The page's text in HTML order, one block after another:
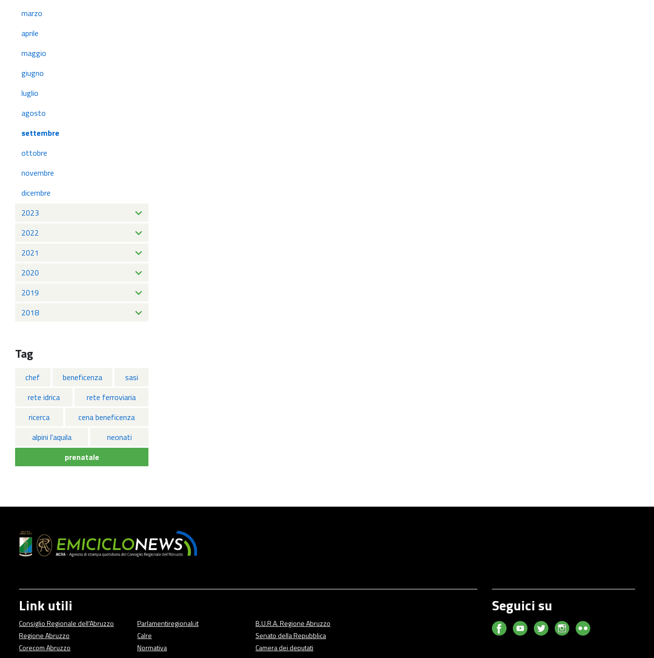
marzo
aprile
maggio
giugno
luglio
agosto
settembre
ottobre
novembre
dicembre
2023
2022
2021
2020
2019
2018
Tag
chef beneficenza
sasi
rete idrica
rete ferroviaria
ricerca
cena beneficenza
alpini l'aquila
neonati
prenatale
Link utili
Consiglio Regionale dell'Abruzzo
Regione Abruzzo
Corecom Abruzzo
Parlamentiregionali.it
Calre
Normativa
B.U.R.A. Regione Abruzzo
Senato della Repubblica
Camera dei deputati
Seguici su